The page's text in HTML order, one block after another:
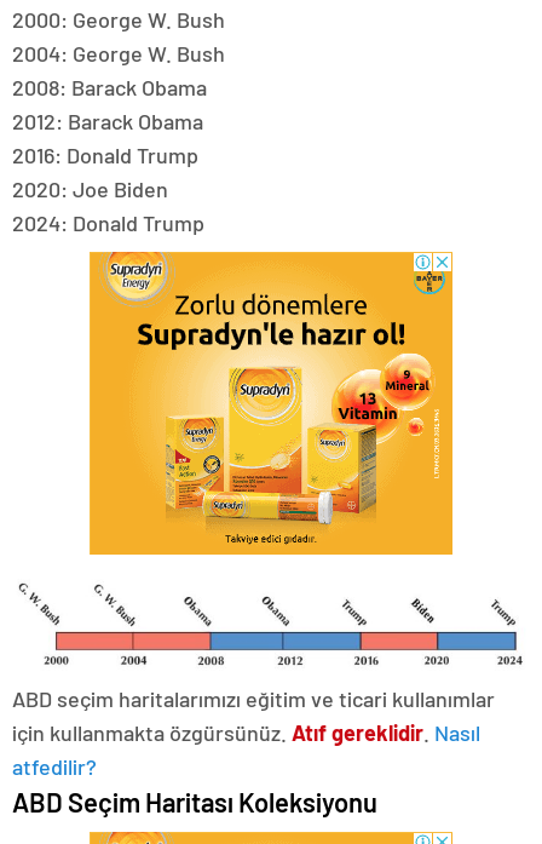
2000: George W. Bush
2004: George W. Bush
2008: Barack Obama
2012: Barack Obama
2016: Donald Trump
2020: Joe Biden
2024: Donald Trump
ABD seçim haritalarımızı eğitim ve ticari kullanımlar
için kullanmakta özgürsünüz. Atıf gereklidir Nasıl
atfedilir?
ABD Seçim Haritası Koleksiyonu